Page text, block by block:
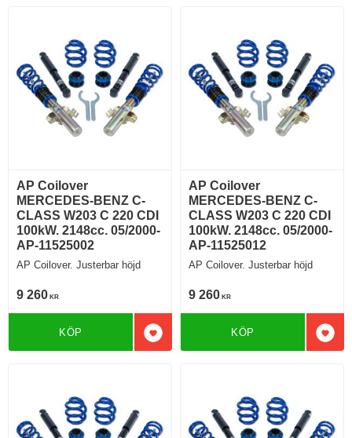
AP Coilover
MERCEDES-BENZ C-
CLASS W203 C 220 CDI
100kW. 2148cc. 05/2000-
AP-11525002
AP Coilover. Justerbar höjd
9 260 KR
Lägg till i favoriter
KÖP
AP Coilover
MERCEDES-BENZ C-
CLASS W203 C 220 CDI
100kW. 2148cc. 05/2000-
AP-11525012
AP Coilover. Justerbar höjd
9 260 KR
KÖP